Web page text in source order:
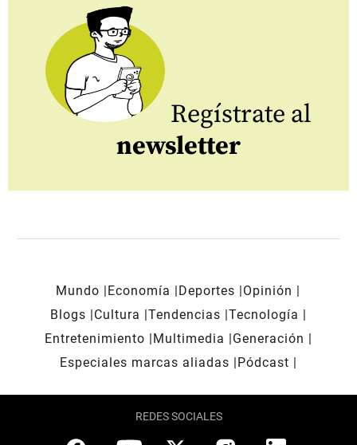
Regístrate al
newsletter
Mundo Economía Deportes
Opinión
Blogs
Cultura Tendencias Tecnología
Entretenimiento
Multimedia
Generación
Especiales marcas aliadas
Pódcast
REDES SOCIALES